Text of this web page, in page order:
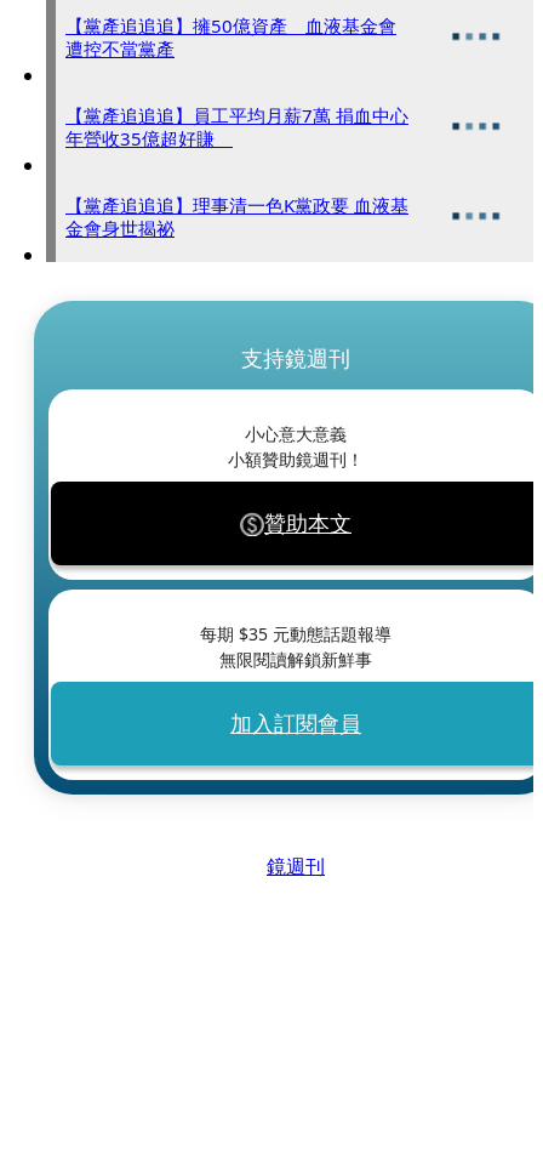
【黨產追追追】擁50億資產 血液基金會
遭控不當黨產
【黨產追追追】員工平均月薪7萬 捐血中心
年營收35億超好賺
【黨產追追追】理事清一色K黨政要 血液基
金會身世揭祕
支持鏡週刊
小心意大意義
小額贊助鏡週刊！
贊助本文
每期 $35 元動態話題報導
無限閱讀解鎖新鮮事
加入訂閱會員
鏡週刊